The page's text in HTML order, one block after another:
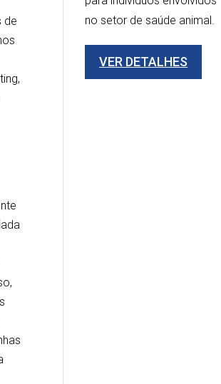
de
no setor de saúde animal.
VER DETALHES